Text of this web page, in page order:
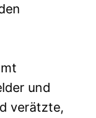
und
verätzte,